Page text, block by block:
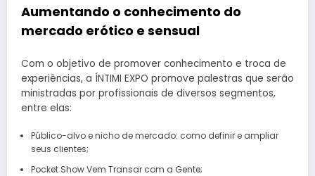
Aumentando o conhecimento do
mercado erótico e sensual
Com o objetivo de promover conhecimento e troca de
experiências, a ÍNTIMI EXPO promove palestras que serão
ministradas por profissionais de diversos segmentos,
entre elas:
Público-alvo e nicho de mercado: como definir e ampliar
seus clientes;
Pocket Show Vem Transar com a Gente;